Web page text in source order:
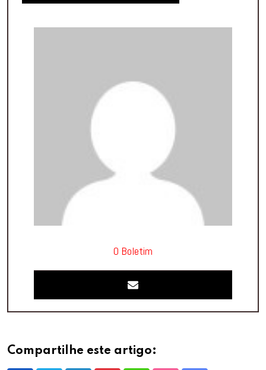
O Boletim
Compartilhe este artigo: